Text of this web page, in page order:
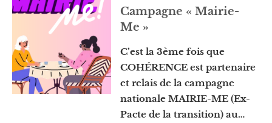
Campagne « Mairie-
Me »
C’est la 3ème fois que
COHÉRENCE est partenaire
et relais de la campagne
nationale MAIRIE-ME (Ex-
Pacte de la transition) au…